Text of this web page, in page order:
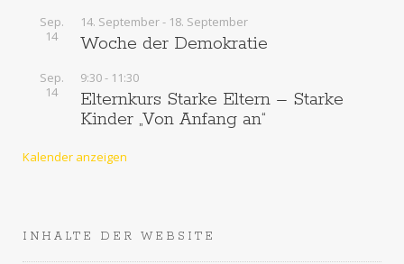
Sep.
14
14. September- 18. September
Woche der Demokratie
Sep.
14
9:30- 11:30
Elternkurs Starke Eltern – Starke
Kinder „Von Anfang an“
Kalender anzeigen
INHALTE DER WEBSITE